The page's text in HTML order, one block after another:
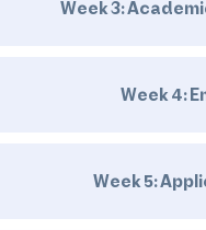
Week 3:
Week 4:
Week 5: